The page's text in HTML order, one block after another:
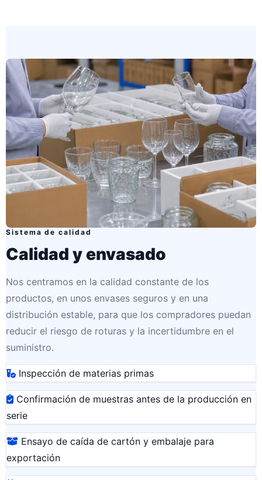
Sistema de calidad
Calidad y envasado
Nos centramos en la calidad constante de los
productos, en unos envases seguros y en una
distribución estable, para que los compradores puedan
reducir el riesgo de roturas y la incertidumbre en el
suministro.
Inspección de materias primas
Confirmación de muestras antes de la producción en
serie
Ensayo de caída de cartón y embalaje para
exportación